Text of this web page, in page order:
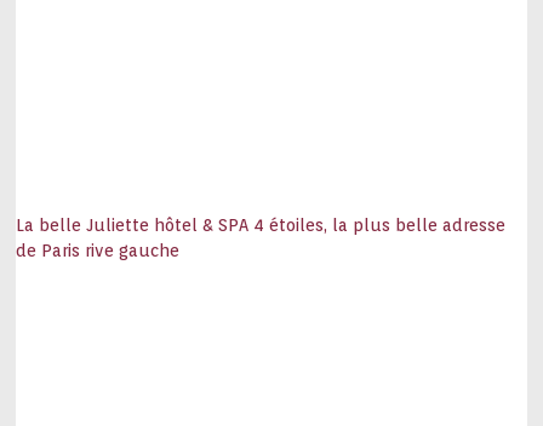
La belle Juliette hôtel & SPA 4 étoiles, la plus belle adresse
de Paris rive gauche